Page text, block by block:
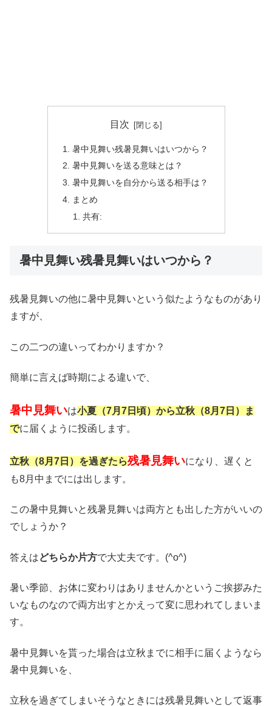
目次
暑中見舞い残暑見舞いはいつから？
暑中見舞いを送る意味とは？
暑中見舞いを自分から送る相手は？
まとめ
共有:
暑中見舞い残暑見舞いはいつから？
残暑見舞いの他に暑中見舞いという似たようなものがあり
ますが、
この二つの違いってわかりますか？
簡単に言えば時期による違いで、
暑中見舞いは小夏（7月7日頃）から立秋（8月7日）ま
でに届くように投函します。
立秋（8月7日）を過ぎたら残暑見舞いになり、遅くと
も8月中までには出します。
この暑中見舞いと残暑見舞いは両方とも出した方がいいの
でしょうか？
答えはどちらか片方で大丈夫です。(^o^)
暑い季節、お体に変わりはありませんかというご挨拶みた
いなものなので両方出すとかえって変に思われてしまいま
す。
暑中見舞いを貰った場合は立秋までに相手に届くようなら
暑中見舞いを、
立秋を過ぎてしまいそうなときには残暑見舞いとして返事